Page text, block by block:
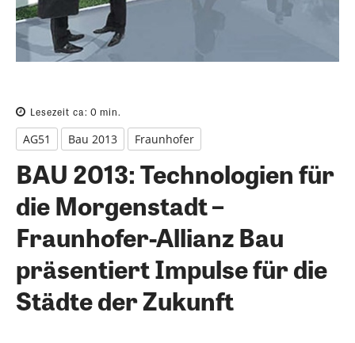
Lesezeit ca: 0 min.
AG51 Bau 2013 Fraunhofer
BAU 2013: Technologien für
die Morgenstadt –
Fraunhofer-Allianz Bau
präsentiert Impulse für die
Städte der Zukunft